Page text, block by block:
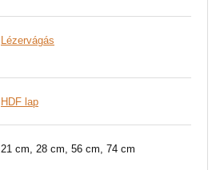
Lézervágás
HDF lap
21 cm, 28 cm, 56 cm, 74 cm